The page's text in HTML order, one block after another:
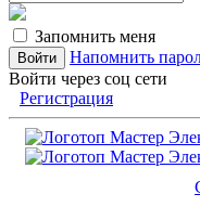
Запомнить меня
Напомнить
Войти через соц сети
Регистрация